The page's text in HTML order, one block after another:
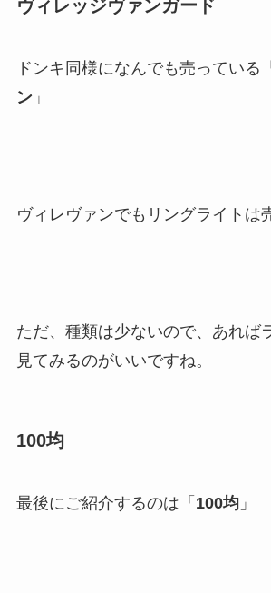
ヴィレッジヴァンガード
ドンキ同様になんでも売っている「
ン」
ヴィレヴァンでもリングライトは
ただ、種類は少ないので、あれば
見てみるのがいいですね。
100均
最後にご紹介するのは「 100均」